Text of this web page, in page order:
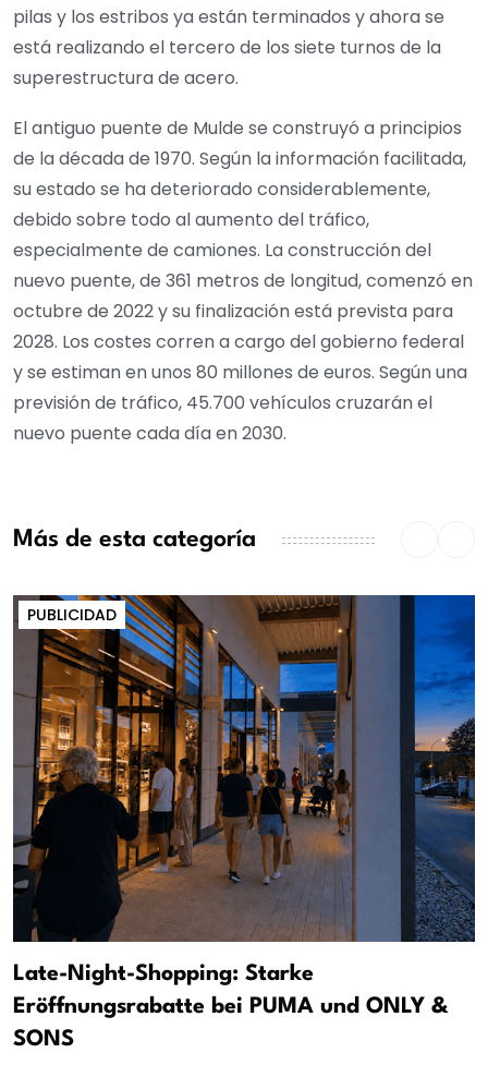
pilas y los estribos ya están terminados y ahora se
está realizando el tercero de los siete turnos de la
superestructura de acero.
El antiguo puente de Mulde se construyó a principios
de la década de 1970. Según la información facilitada,
su estado se ha deteriorado considerablemente,
debido sobre todo al aumento del tráfico,
especialmente de camiones. La construcción del
nuevo puente, de 361 metros de longitud, comenzó en
octubre de 2022 y su finalización está prevista para
2028. Los costes corren a cargo del gobierno federal
y se estiman en unos 80 millones de euros. Según una
previsión de tráfico, 45.700 vehículos cruzarán el
nuevo puente cada día en 2030.
Más de esta categoría
PUBLICIDAD
Late-Night-Shopping: Starke
Eröffnungsrabatte bei PUMA und ONLY &
SONS